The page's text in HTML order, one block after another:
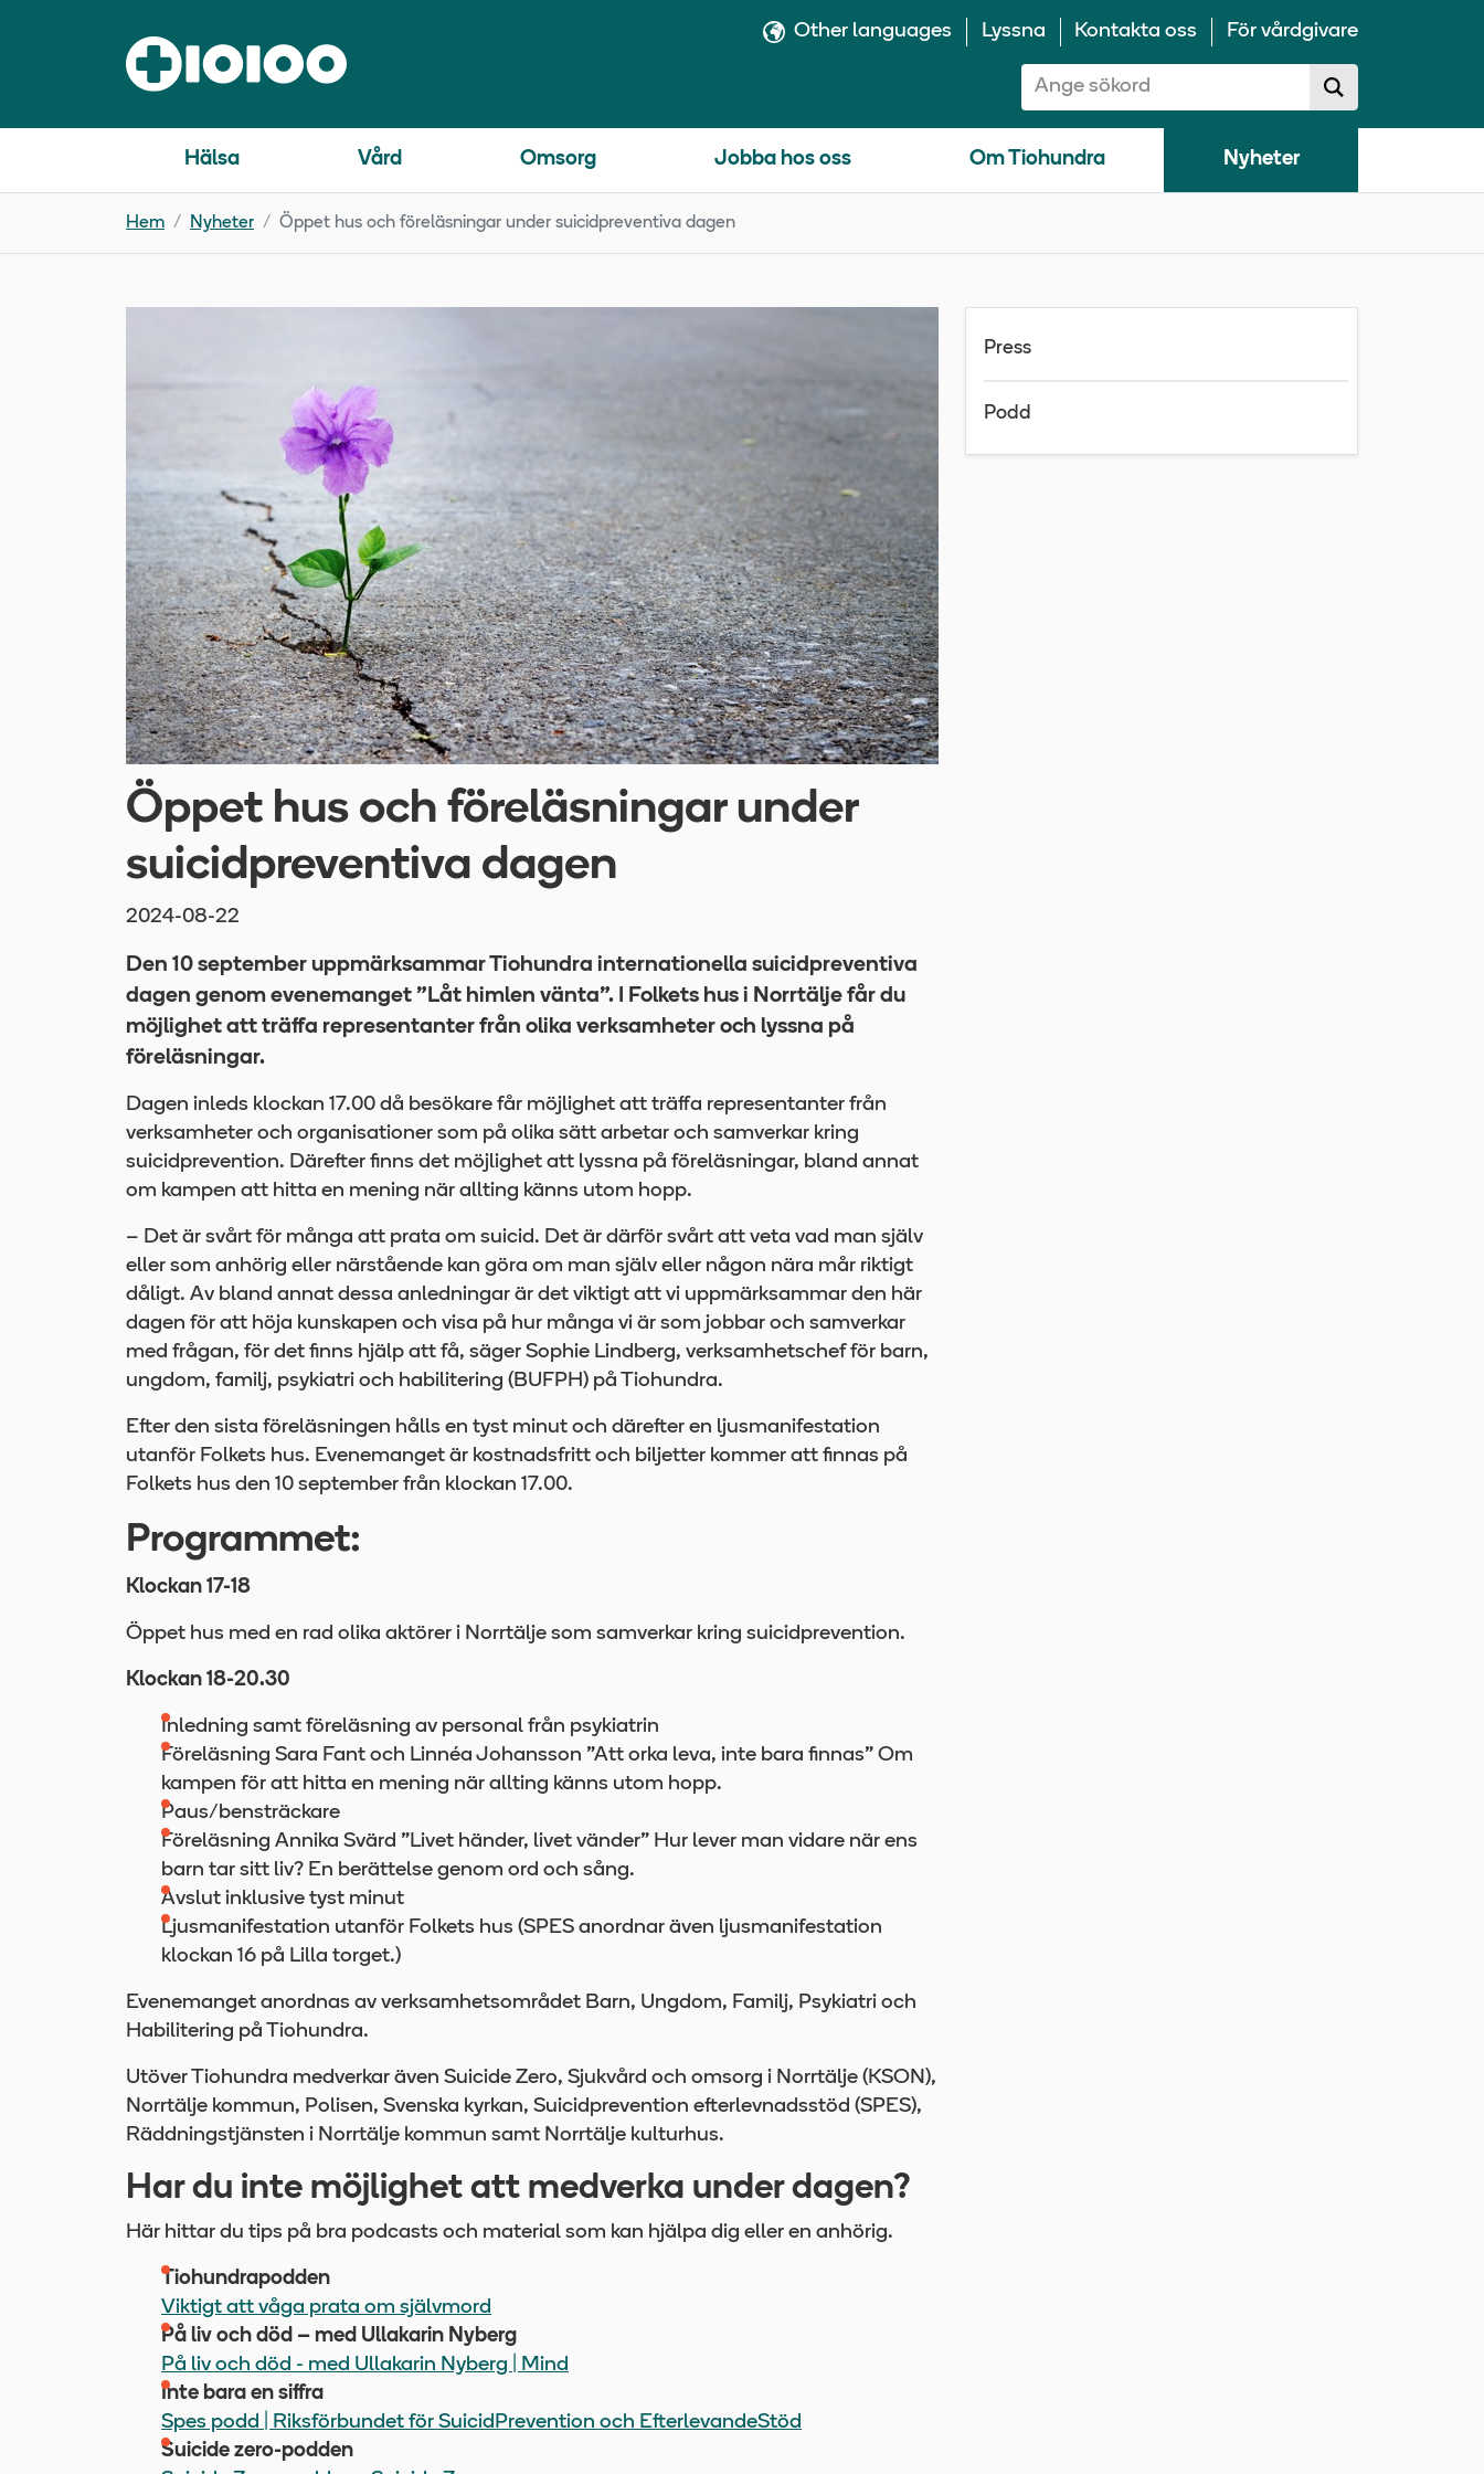
Other languages Lyssna Kontakta oss För vårdgivare
Sök på 10100:
sökförslag
Sök
Hälsa Vård Omsorg Jobba hos oss Om Tiohundra Nyheter
Hem Nyheter Öppet hus och föreläsningar under suicidpreventiva dagen
Öppet hus och föreläsningar under
suicidpreventiva dagen
2024-08-22
Den 10 september uppmärksammar Tiohundra internationella suicidpreventiva
dagen genom evenemanget ”Låt himlen vänta”. I Folkets hus i Norrtälje får du
möjlighet att träffa representanter från olika verksamheter och lyssna på
föreläsningar.
Dagen inleds klockan 17.00 då besökare får möjlighet att träffa representanter från
verksamheter och organisationer som på olika sätt arbetar och samverkar kring
suicidprevention. Därefter finns det möjlighet att lyssna på föreläsningar, bland annat
om kampen att hitta en mening när allting känns utom hopp.
– Det är svårt för många att prata om suicid. Det är därför svårt att veta vad man själv
eller som anhörig eller närstående kan göra om man själv eller någon nära mår riktigt
dåligt. Av bland annat dessa anledningar är det viktigt att vi uppmärksammar den här
dagen för att höja kunskapen och visa på hur många vi är som jobbar och samverkar
med frågan, för det finns hjälp att få, säger Sophie Lindberg, verksamhetschef för barn,
ungdom, familj, psykiatri och habilitering (BUFPH) på Tiohundra.
Efter den sista föreläsningen hålls en tyst minut och därefter en ljusmanifestation
utanför Folkets hus. Evenemanget är kostnadsfritt och biljetter kommer att finnas på
Folkets hus den 10 september från klockan 17.00.
Programmet:
Klockan 17-18
Öppet hus med en rad olika aktörer i Norrtälje som samverkar kring suicidprevention.
Klockan 18-20.30
Inledning samt föreläsning av personal från psykiatrin
Föreläsning Sara Fant och Linnéa Johansson ”Att orka leva, inte bara finnas” Om
kampen för att hitta en mening när allting känns utom hopp.
Paus/bensträckare
Föreläsning Annika Svärd ”Livet händer, livet vänder” Hur lever man vidare när ens
barn tar sitt liv? En berättelse genom ord och sång.
Avslut inklusive tyst minut
Ljusmanifestation utanför Folkets hus (SPES anordnar även ljusmanifestation
klockan 16 på Lilla torget.)
Evenemanget anordnas av verksamhetsområdet Barn, Ungdom, Familj, Psykiatri och
Habilitering på Tiohundra.
Utöver Tiohundra medverkar även Suicide Zero, Sjukvård och omsorg i Norrtälje (KSON),
Norrtälje kommun, Polisen, Svenska kyrkan, Suicidprevention efterlevnadsstöd (SPES),
Räddningstjänsten i Norrtälje kommun samt Norrtälje kulturhus.
Har du inte möjlighet att medverka under dagen?
Här hittar du tips på bra podcasts och material som kan hjälpa dig eller en anhörig.
Tiohundrapodden
Viktigt att våga prata om självmord
På liv och död – med Ullakarin Nyberg
På liv och död - med Ullakarin Nyberg | Mind
Inte bara en siffra
Spes podd | Riksförbundet för SuicidPrevention och EfterlevandeStöd
Suicide zero-podden
Press
Podd